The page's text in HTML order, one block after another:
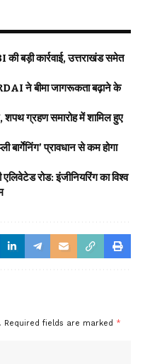
बड़ी कार्रवाई, उत्तराखंड समेत
ने बीमा जागरूकता बढ़ाने के
शपथ ग्रहण समारोह में शामिल हुए
बार्गेनिंग’ प्रावधान से कम होगा
रोड: इंजीनियरिंग का विश्व
Required fields are marked *